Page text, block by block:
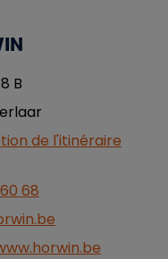
B
de l'itinéraire
68